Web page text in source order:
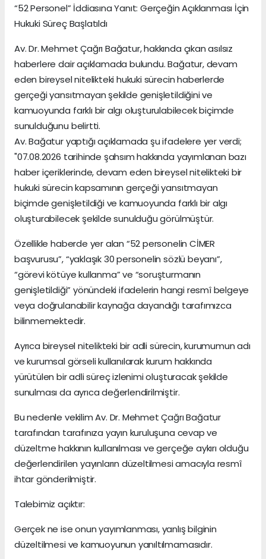
“52 Personel” İddiasına Yanıt: Gerçeğin Açıklanması İçin
Hukuki Süreç Başlatıldı
Av. Dr. Mehmet Çağrı Bağatur, hakkında çıkan asılsız
haberlere dair açıklamada bulundu. Bağatur, devam
eden bireysel nitelikteki hukuki sürecin haberlerde
gerçeği yansıtmayan şekilde genişletildiğini ve
kamuoyunda farklı bir algı oluşturulabilecek biçimde
sunulduğunu belirtti.
Av. Bağatur yaptığı açıklamada şu ifadelere yer verdi;
"07.08.2026 tarihinde şahsım hakkında yayımlanan bazı
haber içeriklerinde, devam eden bireysel nitelikteki bir
hukuki sürecin kapsamının gerçeği yansıtmayan
biçimde genişletildiği ve kamuoyunda farklı bir algı
oluşturabilecek şekilde sunulduğu görülmüştür.
Özellikle haberde yer alan “52 personelin CİMER
başvurusu”, “yaklaşık 30 personelin sözlü beyanı”,
“görevi kötüye kullanma” ve “soruşturmanın
genişletildiği” yönündeki ifadelerin hangi resmî belgeye
veya doğrulanabilir kaynağa dayandığı tarafımızca
bilinmemektedir.
Ayrıca bireysel nitelikteki bir adli sürecin, kurumumun adı
ve kurumsal görseli kullanılarak kurum hakkında
yürütülen bir adli süreç izlenimi oluşturacak şekilde
sunulması da ayrıca değerlendirilmiştir.
Bu nedenle vekilim Av. Dr. Mehmet Çağrı Bağatur
tarafından tarafınıza yayın kuruluşuna cevap ve
düzeltme hakkının kullanılması ve gerçeğe aykırı olduğu
değerlendirilen yayınların düzeltilmesi amacıyla resmî
ihtar gönderilmiştir.
Talebimiz açıktır:
Gerçek ne ise onun yayımlanması, yanlış bilginin
düzeltilmesi ve kamuoyunun yanıltılmamasıdır.